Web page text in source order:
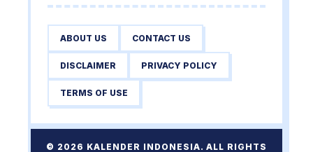
ABOUT US CONTACT US
DISCLAIMER PRIVACY POLICY
TERMS OF USE
© 2026 KALENDER INDONESIA. ALL RIGHTS